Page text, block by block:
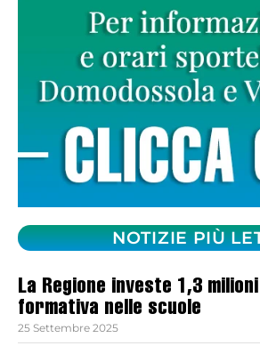
NOTIZIE PIÙ
La Regione investe 1,3
formativa nelle scuole
25 Settembre 2025